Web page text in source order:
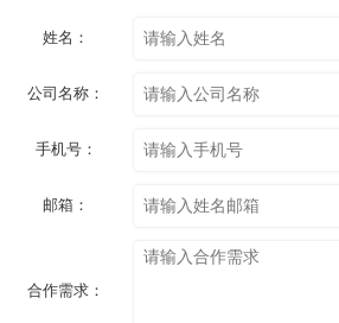
姓名：
公司名称：
手机号：
邮箱：
合作需求：